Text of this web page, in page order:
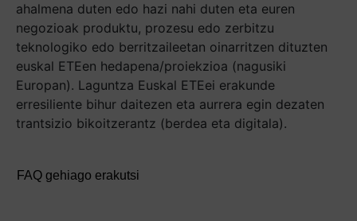
ahalmena duten edo hazi nahi duten eta euren
negozioak produktu, prozesu edo zerbitzu
teknologiko edo berritzaileetan oinarritzen dituzten
euskal ETEen hedapena/proiekzioa (nagusiki
Europan). Laguntza Euskal ETEei erakunde
erresiliente bihur daitezen eta aurrera egin dezaten
trantsizio bikoitzerantz (berdea eta digitala).
FAQ gehiago erakutsi